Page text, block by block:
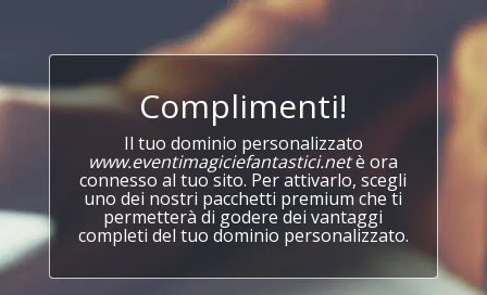
Complimenti!
Il tuo dominio personalizzato
www.eventimagiciefantastici.netè ora
connesso al tuo sito. Per attivarlo, scegli
uno dei nostri pacchetti premium che ti
permetterà di godere dei vantaggi
completi del tuo dominio personalizzato.